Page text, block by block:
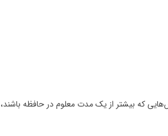
که بیشتر از یک مدت معلوم در حافظه باشند،